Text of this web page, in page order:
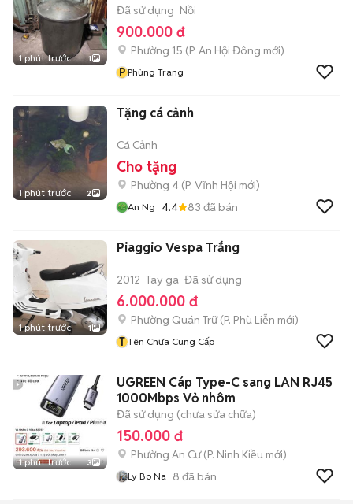
1 phút trước 1
Đã sử dụng Nồi
900.000 đ
Phường 15 (P. An Hội Đông mới)
P Phùng Trang
1 phút trước 2
Tặng cá cảnh
Cá Cảnh
Cho tặng
Phường 4 (P. Vĩnh Hội mới)
An Ng 4.4 83 đã bán
1 phút trước 1
Piaggio Vespa Trắng
2012 Tay ga Đã sử dụng
6.000.000 đ
Phường Quán Trữ(P. Phù Liễn mới)
T Tên Chưa Cung Cấp
1 phút trước 3
UGREEN Cáp Type-C sang LAN RJ45
1000Mbps Vỏ nhôm
Đã sử dụng (chưa sửa chữa)
150.000 đ
Phường An Cư(P. Ninh Kiều mới)
Ly Bo Na 8 đã bán